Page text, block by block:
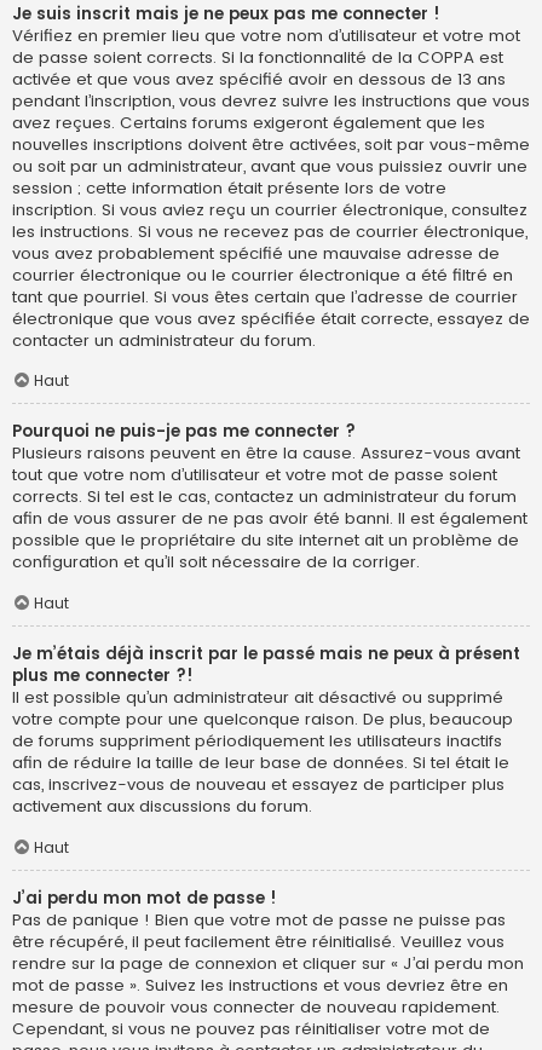
Je suis inscrit mais je ne peux pas me connecter !
Vérifiez en premier lieu que votre nom d’utilisateur et votre mot
de passe soient corrects. Si la fonctionnalité de la COPPA est
activée et que vous avez spécifié avoir en dessous de 13 ans
pendant l’inscription, vous devrez suivre les instructions que vous
avez reçues. Certains forums exigeront également que les
nouvelles inscriptions doivent être activées, soit par vous-même
ou soit par un administrateur, avant que vous puissiez ouvrir une
session ; cette information était présente lors de votre
inscription. Si vous aviez reçu un courrier électronique, consultez
les instructions. Si vous ne recevez pas de courrier électronique,
vous avez probablement spécifié une mauvaise adresse de
courrier électronique ou le courrier électronique a été filtré en
tant que pourriel. Si vous êtes certain que l’adresse de courrier
électronique que vous avez spécifiée était correcte, essayez de
contacter un administrateur du forum.
Haut
Pourquoi ne puis-je pas me connecter ?
Plusieurs raisons peuvent en être la cause. Assurez-vous avant
tout que votre nom d’utilisateur et votre mot de passe soient
corrects. Si tel est le cas, contactez un administrateur du forum
afin de vous assurer de ne pas avoir été banni. Il est également
possible que le propriétaire du site internet ait un problème de
configuration et qu’il soit nécessaire de la corriger.
Haut
Je m’étais déjà inscrit par le passé mais ne peux à présent
plus me connecter ?!
Il est possible qu’un administrateur ait désactivé ou supprimé
votre compte pour une quelconque raison. De plus, beaucoup
de forums suppriment périodiquement les utilisateurs inactifs
afin de réduire la taille de leur base de données. Si tel était le
cas, inscrivez-vous de nouveau et essayez de participer plus
activement aux discussions du forum.
Haut
J’ai perdu mon mot de passe !
Pas de panique ! Bien que votre mot de passe ne puisse pas
être récupéré, il peut facilement être réinitialisé. Veuillez vous
rendre sur la page de connexion et cliquer sur « J’ai perdu mon
mot de passe ». Suivez les instructions et vous devriez être en
mesure de pouvoir vous connecter de nouveau rapidement.
Cependant, si vous ne pouvez pas réinitialiser votre mot de